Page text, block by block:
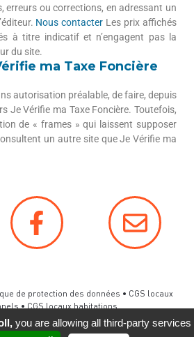
erreurs ou corrections, en adressant un
Nous contacter Les prix affichés
à titre indicatif et n’engagent pas la
du site.
ma Taxe Foncière
autorisation préalable, de faire, depuis
Je Vérifie ma Taxe Foncière. Toutefois,
de « frames » qui laissent supposer
un autre site que Je Vérifie ma
de protection des données • CGS locaux
•CGS locaux habitations
et hébergementAltitude Création
Studio Bleu-Nacré
you are allowing all third-party services